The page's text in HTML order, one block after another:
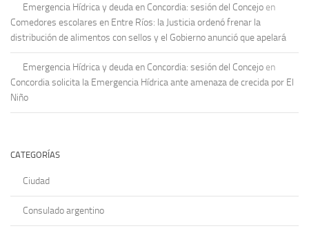
Emergencia Hídrica y deuda en Concordia: sesión del Concejo en
Comedores escolares en Entre Ríos: la Justicia ordenó frenar la
distribución de alimentos con sellos y el Gobierno anunció que apelará
Emergencia Hídrica y deuda en Concordia: sesión del Concejo en
Concordia solicita la Emergencia Hídrica ante amenaza de crecida por El
Niño
CATEGORÍAS
Ciudad
Consulado argentino